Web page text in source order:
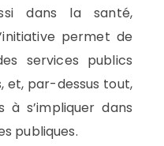
dans la santé,
permet de
services publics
et, par-dessus tout,
s’impliquer dans
publiques.